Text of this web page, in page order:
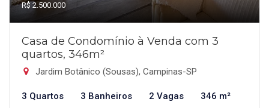
R$ 2.500.000
Casa de Condomínio à Venda com 3
quartos, 346m²
Jardim Botânico (Sousas), Campinas-SP
3 Quartos 3 Banheiros 2 Vagas 346 m²